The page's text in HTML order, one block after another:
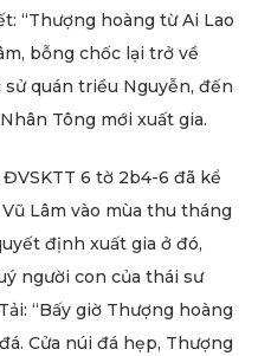
“Thượng hoàng từ Ai Lao
bỗng chốc lại trở về
quán triều Nguyễn, đến
Tông mới xuất gia.
6 tờ 2b4-6 đã kể
Lâm vào mùa thu tháng
định xuất gia ở đó,
người con của thái sư
“Bấy giờ Thượng hoàng
Cửa núi đá hẹp, Thượng